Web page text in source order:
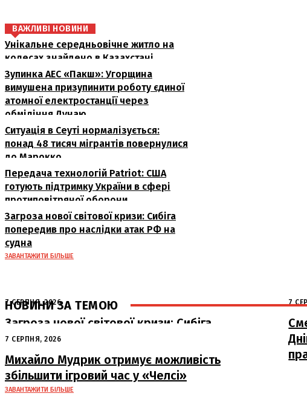
ВАЖЛИВІ НОВИНИ
Унікальне середньовічне житло на
колесах знайдено в Казахстані
Зупинка АЕС «Пакш»: Угорщина
вимушена призупинити роботу єдиної
атомної електростанції через
обміління Дунаю
Ситуація в Сеуті нормалізується:
понад 48 тисяч мігрантів повернулися
до Марокко
Передача технологій Patriot: США
готують підтримку України в сфері
протиповітряної оборони
Загроза нової світової кризи: Сибіга
попередив про наслідки атак РФ на
судна
ЗАВАНТАЖИТИ БІЛЬШЕ
НОВИНИ ЗА ТЕМОЮ
7 СЕРПНЯ, 2026
Загроза нової світової кризи: Сибіга
попередив про наслідки атак РФ на
судна
7
7 СЕРПНЯ, 2026
Михайло Мудрик отримує можливість
збільшити ігровий час у «Челсі»
ЗАВАНТАЖИТИ БІЛЬШЕ